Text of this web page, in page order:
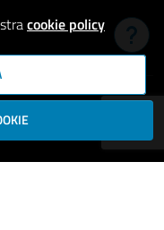
cookie policy
Hai